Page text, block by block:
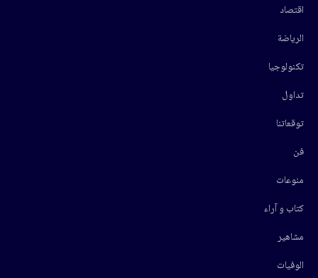
اقتصاد
الرياضة
تكنولوجيا
تداول
توقعاتنا
فن
منوعات
كتاب و آراء
مشاهير
الوفيات